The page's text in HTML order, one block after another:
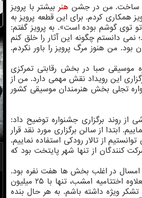
ساخت. من در جشن هنر بیشتر با پرویز
همكاری كردم. برای این قطعه پرویز به
گوشم بوده است». به پرویز گفتم:
دانستم چگونه این آثار را خلق كنم
بود. من هنوز مرگ پرویز را باور نكردم.
موسیقی صبا در بخش رقابتی تمركزی
این رویداد نقش مهمی دارد. من از
تجلی بخش هنرمندان موسیقی كشور
روند برگزاری جشنواره توضیح داد:
ابتدا از سالن برگزاری مورد نقد قرار
از تالار رودكی استفاده نماییم.
كنندگان از تنها شهر پایتخت بود كه
امسال در اغلب بخش ها هفت نفره بود.
جدول امتیازدهی به شركت كنندگان هم به صورت رسمی منتشر خواهد شد. این جشنواره بعلاوه اختتامیه امشب، تنها با ۲۵ میلیون
ویژه داشته باشم. به هر حال بنده